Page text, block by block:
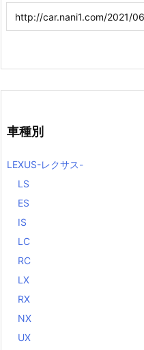
車種別
LEXUS-レクサス-
LS
ES
IS
LC
RC
LX
RX
NX
UX